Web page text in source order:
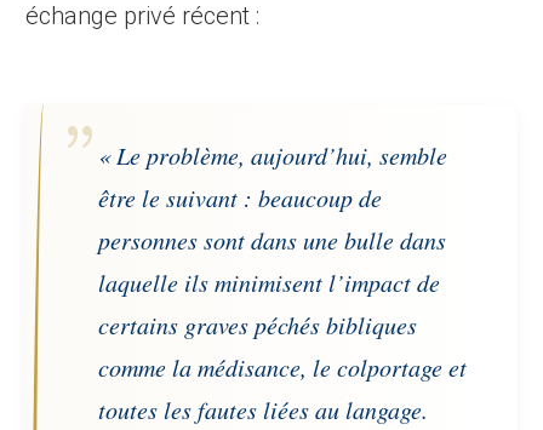
échange privé récent :
« Le problème, aujourd’hui, semble
être le suivant : beaucoup de
personnes sont dans une bulle dans
laquelle ils minimisent l’impact de
certains graves péchés bibliques
comme la médisance, le colportage et
toutes les fautes liées au langage.